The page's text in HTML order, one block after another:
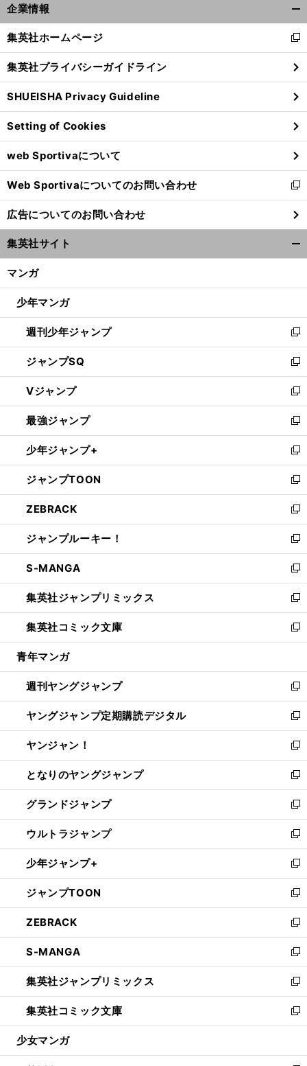
、
。
怪
」
超
」 との壮絶な戦い
前
へ
企業情報
閉
る
集英社ホームページ
新
し
い
ウ
ィ
ン
ド
ウ
で
開
く
集英社プライバシーガイドライン
SHUEISHA Privacy Guideline
Setting of Cookies
web Sportivaについて
Web Sportivaについてのお問い合わせ
新
し
い
ウ
ィ
ン
ウ
開
く
広告についてのお問い合わせ
集英社サイト
マンガ
少年マンガ
週刊少年ジャンプ
新
し
い
ウ
ィ
ン
ド
ウ
で
開
く
ジャンプSQ
新
し
い
ウ
ィ
ン
ド
ウ
で
開
く
Vジャンプ
新
し
い
ウ
ィ
ン
ド
ウ
で
開
く
最強ジャンプ
新
し
い
ウ
ィ
ン
ド
ウ
で
開
く
少年ジャンプ+
新
し
い
ウ
ィ
ン
ド
ウ
で
開
く
ジャンプTOON
新
し
い
ウ
ィ
ン
ド
ウ
で
開
く
ZEBRACK
新
し
い
ウ
ィ
ン
ド
ウ
で
開
ジャンプルーキー！
新
し
い
ウ
ィ
ン
ド
ウ
開
く
S-MANGA
新
し
い
ウ
ィ
ン
ウ
で
開
く
集英社ジャンプリミックス
新
し
い
ウ
ン
ド
ウ
で
開
く
集英社コミック文庫
新
し
ウ
ィ
ン
ド
ウ
で
開
く
青年マンガ
週刊ヤングジャンプ
新
し
い
ウ
ィ
ン
ド
ウ
で
開
く
ヤングジャンプ定期購読デジタル
新
し
い
ウ
ィ
ン
ド
ウ
で
開
く
ヤンジャン！
新
し
い
ウ
ィ
ン
ド
ウ
で
開
く
となりのヤングジャンプ
新
し
い
ウ
ィ
ン
ド
ウ
で
開
く
グランドジャンプ
新
し
い
ウ
ィ
ン
ド
ウ
で
開
く
ウルトラジャンプ
新
し
い
ウ
ィ
ン
ド
ウ
で
開
く
少年ジャンプ+
新
し
い
ウ
ィ
ン
ド
ウ
で
開
く
ジャンプTOON
新
し
い
ウ
ィ
ン
ド
ウ
で
開
ZEBRACK
新
し
い
ウ
ィ
ン
ド
ウ
開
S-MANGA
新
し
い
ウ
ィ
ン
ウ
集英社ジャンプリミックス
新
し
い
ウ
ン
集英社コミック文庫
新
し
ウ
少女マンガ